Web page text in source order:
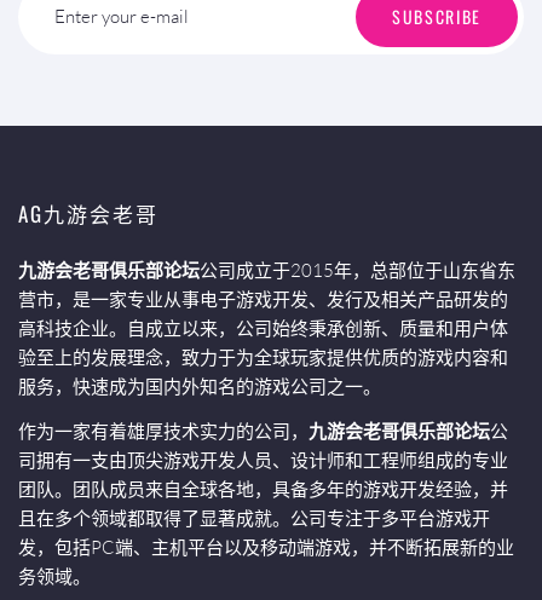
Enter your e-mail SUBSCRIBE
AG九游会老哥
九游会老哥俱乐部论坛公司成立于2015年，总部位于山东省东
营市，是一家专业从事电子游戏开发、发行及相关产品研发的
高科技企业。自成立以来，公司始终秉承创新、质量和用户体
验至上的发展理念，致力于为全球玩家提供优质的游戏内容和
服务，快速成为国内外知名的游戏公司之一。
作为一家有着雄厚技术实力的公司， 九游会老哥俱乐部论坛公
司拥有一支由顶尖游戏开发人员、设计师和工程师组成的专业
团队。团队成员来自全球各地，具备多年的游戏开发经验，并
且在多个领域都取得了显著成就。公司专注于多平台游戏开
发，包括PC端、主机平台以及移动端游戏，并不断拓展新的业
务领域。